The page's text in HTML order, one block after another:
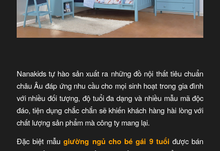
Nanakids tự hào sản xuất ra những đồ nội thất tiêu chuẩn
châu Âu đáp ứng nhu cầu cho mọi sinh hoạt trong gia đình
với nhiều đối tượng, độ tuổi đa dạng và nhiều mẫu mã độc
đáo, tiện dụng chắc chắn sẽ khiến khách hàng hài lòng với
chất lượng sản phẩm mà công ty mang lại.
Đặc biệt mẫugiường ngủ cho bé gái 9 tuổiđược bán